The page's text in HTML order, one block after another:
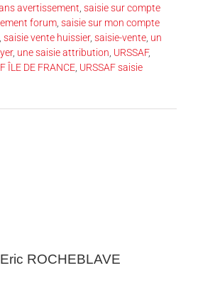
avertissement, saisie sur compte
forum, saisie sur mon compte
, saisie vente huissier, saisie-vente, un
, une saisie attribution, URSSAF,
ÎLE DE FRANCE, URSSAF saisie
ROCHEBLAVE